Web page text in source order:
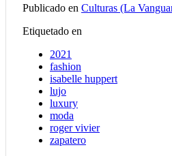
Publicado en Culturas (La
Etiquetado en
2021
fashion
isabelle huppert
lujo
luxury
moda
roger vivier
zapatero